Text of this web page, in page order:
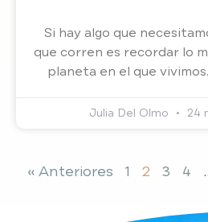
Si hay algo que
que corren es recordar lo
planeta en el que
Julia Del Olmo 24
« Anteriores 1 2 3 4